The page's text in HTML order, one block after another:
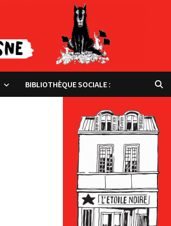
BIBLIOTHÈQUE SOCIALE :